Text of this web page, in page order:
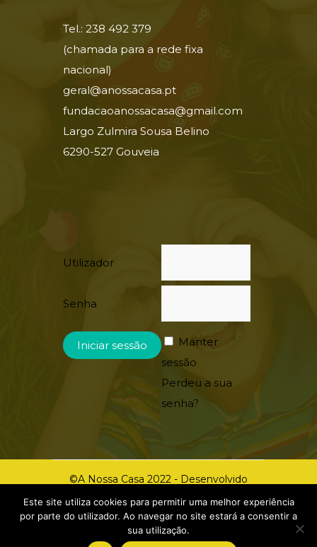
Tel.: 238 492 379
(chamada para a rede fixa
nacional)
geral@anossacasa.pt
fundacaoanossacasa@gmail.com
Largo Zulmira Sousa Belino
6290-527 Gouveia
Utilizador
Senha
Manter
sessão
Perdeu a sua
senha?
©A Nossa Casa 2022 - Desenvolvido
yourplace.pt
Livro de Reclamações|
Este site utiliza cookies para permitir uma melhor experiência
por parte do utilizador. Ao navegar no site estará a consentir a
sua utilização.